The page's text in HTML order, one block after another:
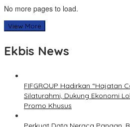
No more pages to load.
View More
Ekbis News
FIFGROUP Hadirkan “Hajatan
Silaturahmi, Dukung Ekonomi
Promo Khusus